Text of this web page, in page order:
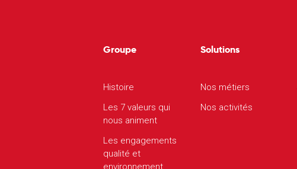
Groupe
Histoire
Les 7 valeurs qui
nous animent
Les engagements
qualité et
environnement
Solutions
Nos métiers
Nos activités